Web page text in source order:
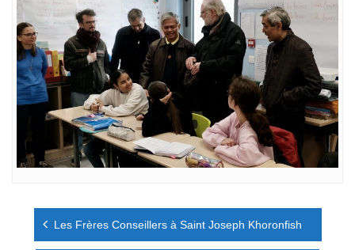
Navigation
Les Frères Conseillers à Saint Joseph Khoronfish